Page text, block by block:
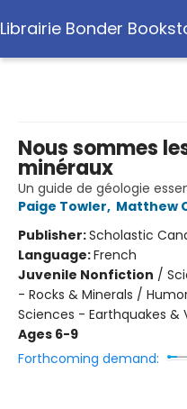
Librairie Bonder
Nous sommes
minéraux
Un guide de géologie
Paige Towler, Matthew
Publisher:Scholastic
Language:French
Juvenile Nonfiction /
- Rocks & Minerals /
Sciences - Earthquakes &
Ages 6-9
Forthcoming demand: